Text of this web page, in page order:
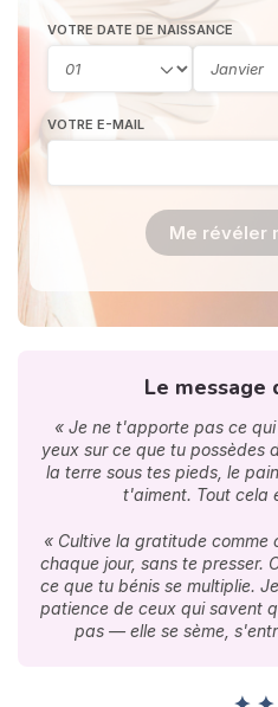
VOTRE DATE DE NAISSANCE
VOTRE E-MAIL
Me révéler
Le message
« Je ne t'apporte pas ce
yeux sur ce que tu possèdes
la terre sous tes pieds, le
t'aiment. Tout cela
« Cultive la gratitude comme
chaque jour, sans te presser.
ce que tu bénis se multiplie.
patience de ceux qui savent
pas — elle se sème,